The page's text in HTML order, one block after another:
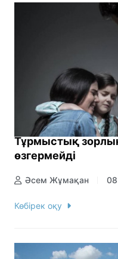
Тұрмыстық
өзгермейді
Әсем Жұмақан
Көбірек оқу